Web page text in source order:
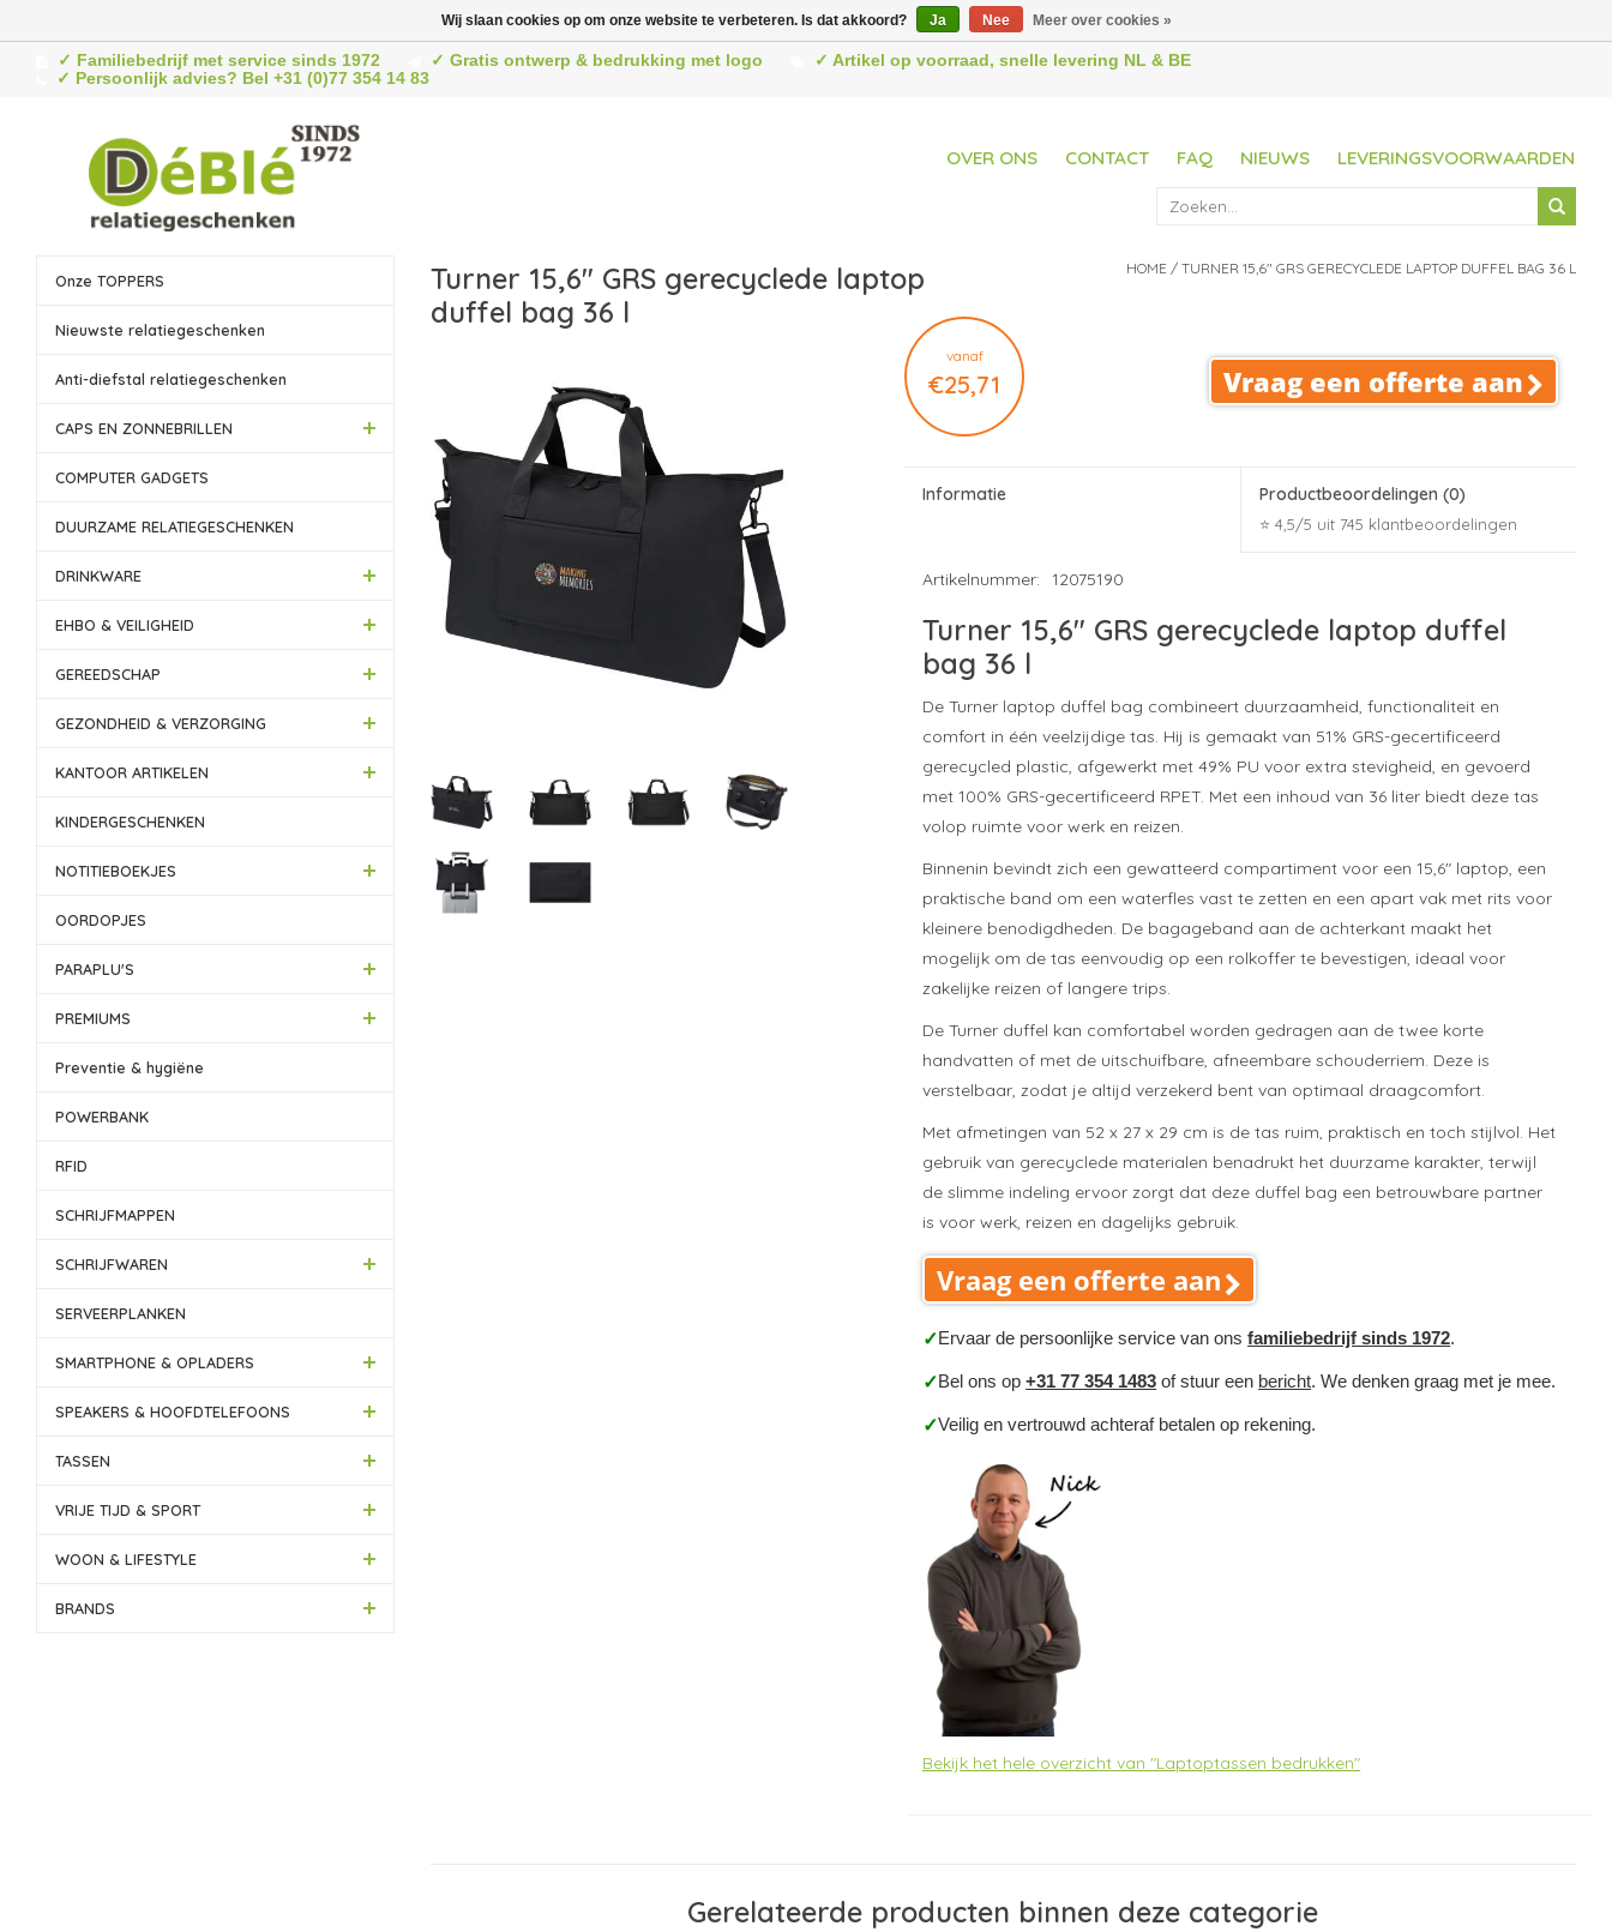
✓ Familiebedrijf met service sinds 1972 ✓ Gratis ontwerp & bedrukking met logo
✓ Artikel op voorraad, snelle levering NL & BE
✓ Persoonlijk advies? Bel +31 (0)77 354 14 83
OVER ONS CONTACT FAQ NIEUWS LEVERINGSVOORWAARDEN
Onze TOPPERS
Nieuwste relatiegeschenken
Anti-diefstal relatiegeschenken
CAPS EN ZONNEBRILLEN
COMPUTER GADGETS
DUURZAME RELATIEGESCHENKEN
DRINKWARE
EHBO & VEILIGHEID
GEREEDSCHAP
GEZONDHEID & VERZORGING
KANTOOR ARTIKELEN
KINDERGESCHENKEN
NOTITIEBOEKJES
OORDOPJES
PARAPLU'S
PREMIUMS
Preventie & hygiëne
POWERBANK
RFID
SCHRIJFMAPPEN
SCHRIJFWAREN
SERVEERPLANKEN
SMARTPHONE & OPLADERS
SPEAKERS & HOOFDTELEFOONS
TASSEN
VRIJE TIJD & SPORT
WOON & LIFESTYLE
BRANDS
Turner 15,6" GRS gerecyclede laptop
duffel bag 36 l
HOME / TURNER 15,6" GRS GERECYCLEDE LAPTOP DUFFEL BAG 36 L
vanaf
€25,71 Vraag een offerte aan
Informatie Productbeoordelingen(0)
⭐ 4,5/5 uit 745 klantbeoordelingen
Artikelnummer: 12075190
Turner 15,6" GRS gerecyclede laptop duffel
bag 36 l
De Turner laptop duffel bag combineert duurzaamheid, functionaliteit en
comfort in één veelzijdige tas. Hij is gemaakt van 51% GRS-gecertificeerd
gerecycled plastic, afgewerkt met 49% PU voor extra stevigheid, en gevoerd
met 100% GRS-gecertificeerd RPET. Met een inhoud van 36 liter biedt deze tas
volop ruimte voor werk en reizen.
Binnenin bevindt zich een gewatteerd compartiment voor een 15,6" laptop, een
praktische band om een waterfles vast te zetten en een apart vak met rits voor
kleinere benodigdheden. De bagageband aan de achterkant maakt het
mogelijk om de tas eenvoudig op een rolkoffer te bevestigen, ideaal voor
zakelijke reizen of langere trips.
De Turner duffel kan comfortabel worden gedragen aan de twee korte
handvatten of met de uitschuifbare, afneembare schouderriem. Deze is
verstelbaar, zodat je altijd verzekerd bent van optimaal draagcomfort.
Met afmetingen van 52 x 27 x 29 cm is de tas ruim, praktisch en toch stijlvol. Het
gebruik van gerecyclede materialen benadrukt het duurzame karakter, terwijl
de slimme indeling ervoor zorgt dat deze duffel bag een betrouwbare partner
is voor werk, reizen en dagelijks gebruik.
Vraag een offerte aan
✓Ervaar de persoonlijke service van onsfamiliebedrijf sinds 1972.
✓Bel ons op+31 77 354 1483 of stuur een bericht. We denken graag met je mee.
✓Veilig en vertrouwd achteraf betalen op rekening.
Bekijk het hele overzicht van "Laptoptassen bedrukken"
Gerelateerde producten binnen deze categorie
Wij slaan cookies op om onze website te verbeteren. Is dat akkoord? Ja Nee Meer over cookies »